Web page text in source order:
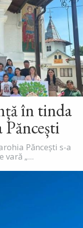
în tinda
Păncești s-a
vară „...